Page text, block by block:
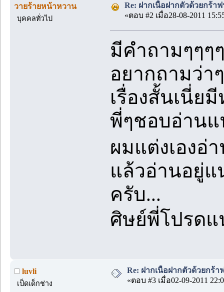
วายร้ายหน้าหวาน
บุคคลทั่วไป
Re: ฝากเนื้อฝากตัวด้วยกร้า
«ตอบ #2 เมื่อ28-08-2011
มีคำถามๆๆๆ
อยากถามว่า
เรื่องสั้นเนี่ย
พี่ๆชอบอ่าน
ผมแต่งเองอ่
แล้วอ่านอยู่
ครับ...
ศิษย์พี่โปรด
luvli
เป็ดเด็กช่าง
Re: ฝากเนื้อฝากตัวด้วยกร้า
«ตอบ #3 เมื่อ02-09-2011